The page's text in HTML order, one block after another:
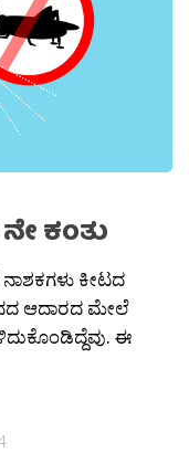
ಕಂತು
ಕೀಟದ
ಆದಾರದ ಮೇಲೆ
ಈ